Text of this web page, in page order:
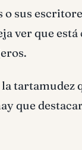
sus
ver que
tartamudez
que